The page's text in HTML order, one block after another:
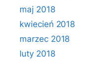
maj 2018
kwiecień 2018
marzec 2018
luty 2018